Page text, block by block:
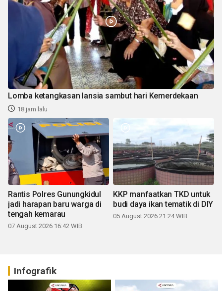
Lomba ketangkasan lansia sambut hari Kemerdekaan
18 jam lalu
Rantis Polres Gunungkidul
jadi harapan baru warga di
tengah kemarau
07 August 2026 16:42 WIB
KKP manfaatkan TKD untuk
budi daya ikan tematik di DIY
05 August 2026 21:24 WIB
Infografik